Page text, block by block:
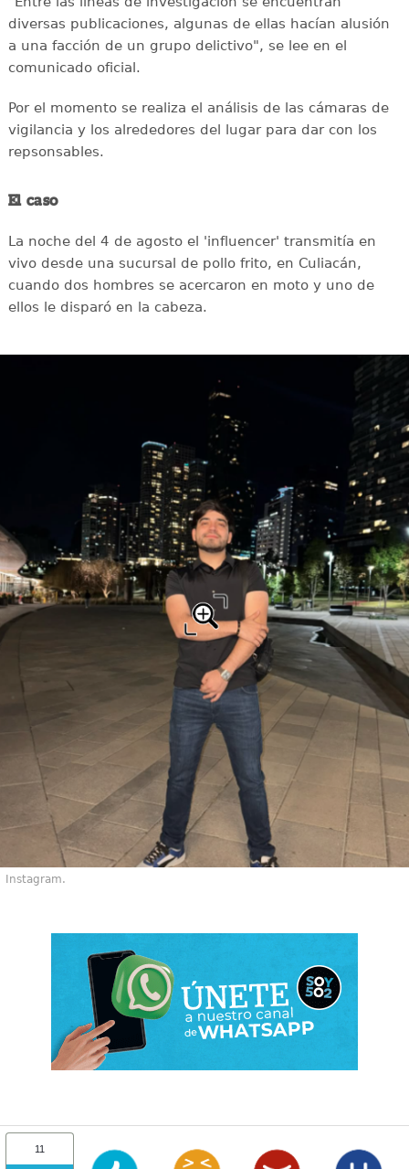
diversas publicaciones, algunas de ellas hacían alusión
a una facción de un grupo delictivo", se lee en el
comunicado oficial.
Por el momento se realiza el análisis de las cámaras de
vigilancia y los alrededores del lugar para dar con los
repsonsables.
El caso
La noche del 4 de agosto el 'influencer' transmitía en
vivo desde una sucursal de pollo frito, en Culiacán,
cuando dos hombres se acercaron en moto y uno de
ellos le disparó en la cabeza.
Instagram.
11